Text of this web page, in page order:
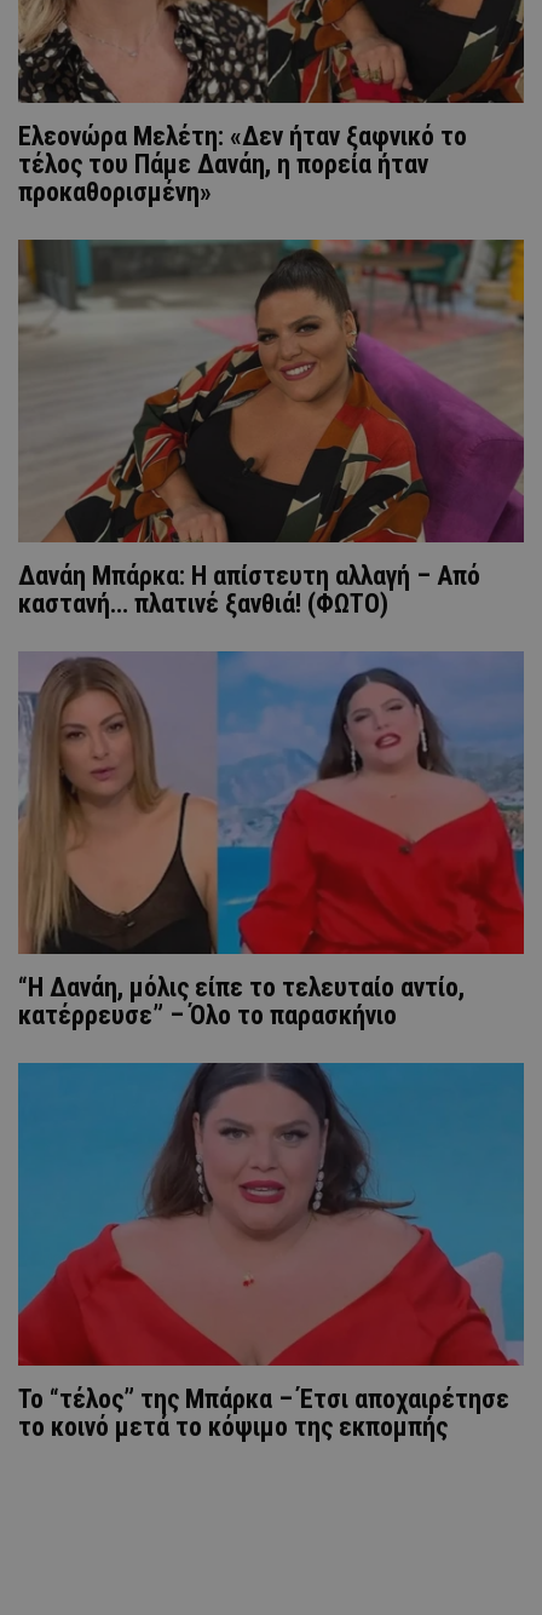
Ελεονώρα Μελέτη: «Δεν ήταν ξαφνικό το
τέλος του Πάμε Δανάη, η πορεία ήταν
προκαθορισμένη»
Δανάη Μπάρκα: Η απίστευτη αλλαγή – Από
καστανή… πλατινέ ξανθιά! (ΦΩΤΟ)
“Η Δανάη, μόλις είπε το τελευταίο αντίο,
κατέρρευσε” – Όλο το παρασκήνιο
To “τέλος” της Μπάρκα – Έτσι αποχαιρέτησε
το κοινό μετά το κόψιμο της εκπομπής